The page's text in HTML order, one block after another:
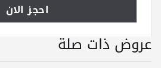
احجز الان
عروض ذات صلة